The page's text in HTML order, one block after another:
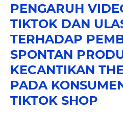
PENGARUH
TIKTOK DAN
TERHADAP
SPONTAN
KECANTIKAN
PADA
TIKTOK SHOP